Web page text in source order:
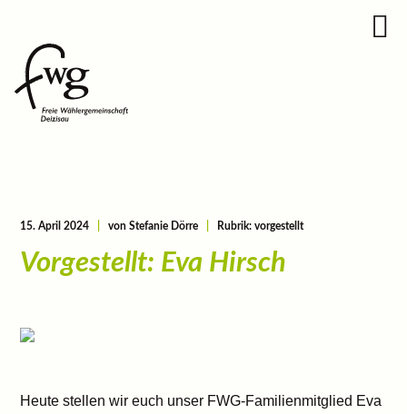
15. April 2024 von Stefanie Dörre Rubrik: vorgestellt
Vorgestellt: Eva Hirsch
Heute stellen wir euch unser FWG-Familienmitglied Eva